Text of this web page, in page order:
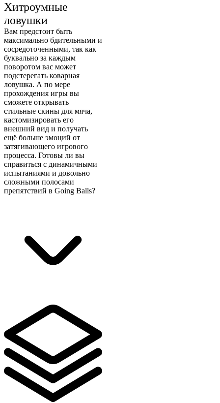
Хитроумные
ловушки
Вам предстоит быть
максимально бдительными и
сосредоточенными, так как
буквально за каждым
поворотом вас может
подстерегать коварная
ловушка. А по мере
прохождения игры вы
сможете открывать
стильные скины для мяча,
кастомизировать его
внешний вид и получать
ещё больше эмоций от
затягивающего игрового
процесса. Готовы ли вы
справиться с динамичными
испытаниями и довольно
сложными полосами
препятствий в Going Balls?